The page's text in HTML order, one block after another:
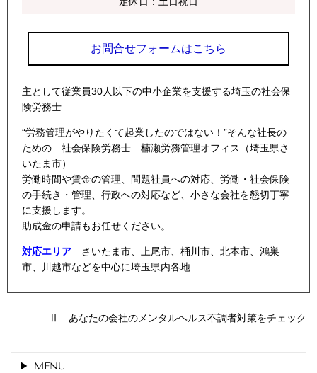
お問合せフォームはこちら
主として従業員30人以下の中小企業を支援する埼玉の社会保
険労務士
“労務管理がやりたくて起業したのではない！”そんな社長の
ための 社会保険労務士 楠瀬労務管理オフィス（埼玉県さ
いたま市）
労働時間や賃金の管理、問題社員への対応、労働・社会保険
の手続き・管理、行政への対応など、小さな会社を懇切丁寧
に支援します。
助成金の申請もお任せください。
対応エリア さいたま市、上尾市、桶川市、北本市、鴻巣
市、川越市などを中心に埼玉県内各地
Ⅱ あなたの会社のメンタルヘルス不調者対策をチェック
MENU